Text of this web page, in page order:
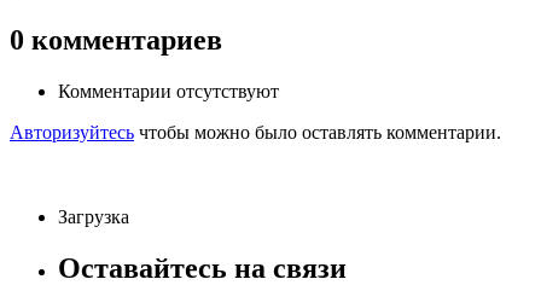
0 комментариев
Комментарии отсутствуют
Авторизуйтесь чтобы можно было оставлять комментарии.
Загрузка
Оставайтесь на связи